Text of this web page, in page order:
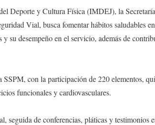
Deporte y Cultura Física (IMDEJ), la
Vial, busca fomentar hábitos saludables
su desempeño en el servicio, además de
SSPM, con la participación de 220 elementos,
funcionales y cardiovasculares.
seguida de conferencias, pláticas y testimonios